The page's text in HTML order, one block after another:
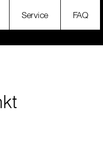
Service FAQ